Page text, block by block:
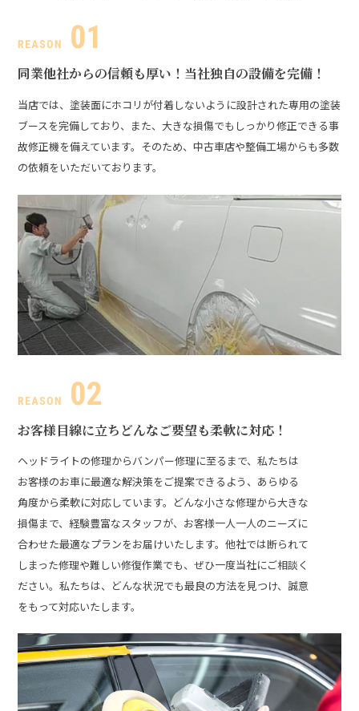
同業他社からの信頼も厚い！ 当社独自の設備を完備！
当店では、塗装面にホコリが付着しないように設計された専用の塗装
ブースを完備しており、また、大きな損傷でもしっかり修正できる事
故修正機を備えています。そのため、中古車店や整備工場からも多数
の依頼をいただいております。
お客様目線に立ち どんなご要望も柔軟に対応！
ヘッドライトの修理からバンパー修理に至るまで、私たちは
お客様のお車に最適な解決策をご提案できるよう、あらゆる
角度から柔軟に対応しています。どんな小さな修理から大きな
損傷まで、経験豊富なスタッフが、お客様一人一人のニーズに
合わせた最適なプランをお届けいたします。他社では断られて
しまった修理や難しい修復作業でも、ぜひ一度当社にご相談く
ださい。私たちは、どんな状況でも最良の方法を見つけ、誠意
をもって対応いたします。